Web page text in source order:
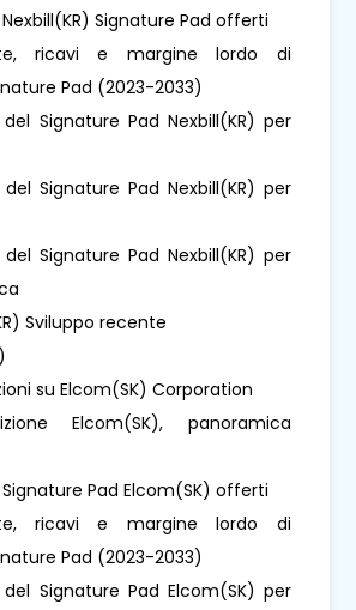
Nexbill(KR) Signature Pad offerti
ricavi e margine lordo di
Pad (2023-2033)
del Signature Pad Nexbill(KR) per
del Signature Pad Nexbill(KR) per
del Signature Pad Nexbill(KR) per
Sviluppo recente
su Elcom(SK) Corporation
Elcom(SK), panoramica
Signature Pad Elcom(SK) offerti
ricavi e margine lordo di
Pad (2023-2033)
del Signature Pad Elcom(SK) per